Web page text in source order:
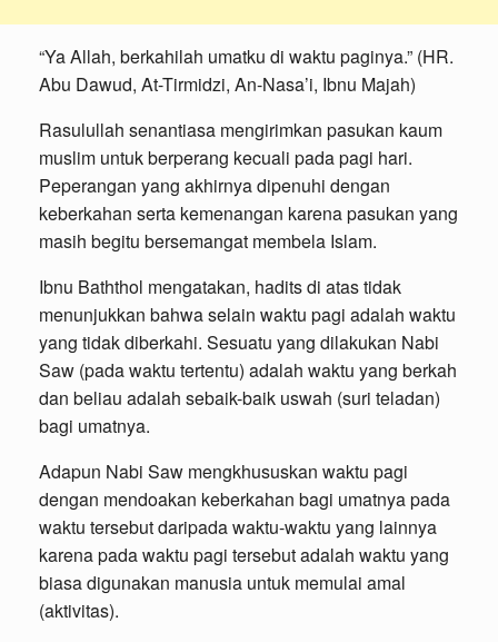
“Ya Allah, berkahilah umatku di waktu paginya.” (HR.
Abu Dawud, At-Tirmidzi, An-Nasa’i, Ibnu Majah)
Rasulullah senantiasa mengirimkan pasukan kaum
muslim untuk berperang kecuali pada pagi hari.
Peperangan yang akhirnya dipenuhi dengan
keberkahan serta kemenangan karena pasukan yang
masih begitu bersemangat membela Islam.
Ibnu Baththol mengatakan, hadits di atas tidak
menunjukkan bahwa selain waktu pagi adalah waktu
yang tidak diberkahi. Sesuatu yang dilakukan Nabi
Saw (pada waktu tertentu) adalah waktu yang berkah
dan beliau adalah sebaik-baik uswah (suri teladan)
bagi umatnya.
Adapun Nabi Saw mengkhususkan waktu pagi
dengan mendoakan keberkahan bagi umatnya pada
waktu tersebut daripada waktu-waktu yang lainnya
karena pada waktu pagi tersebut adalah waktu yang
biasa digunakan manusia untuk memulai amal
(aktivitas).